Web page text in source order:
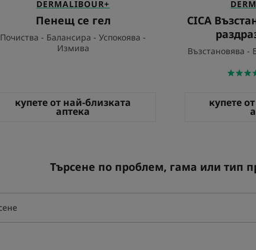
DERMALIBOUR+
Пенещ се гел
Почиства - Балансира - Успокоява -
Измива
купете от най-близката
аптека
CICA
Възстановява -
купете
Търсене по проблем, гама или тип